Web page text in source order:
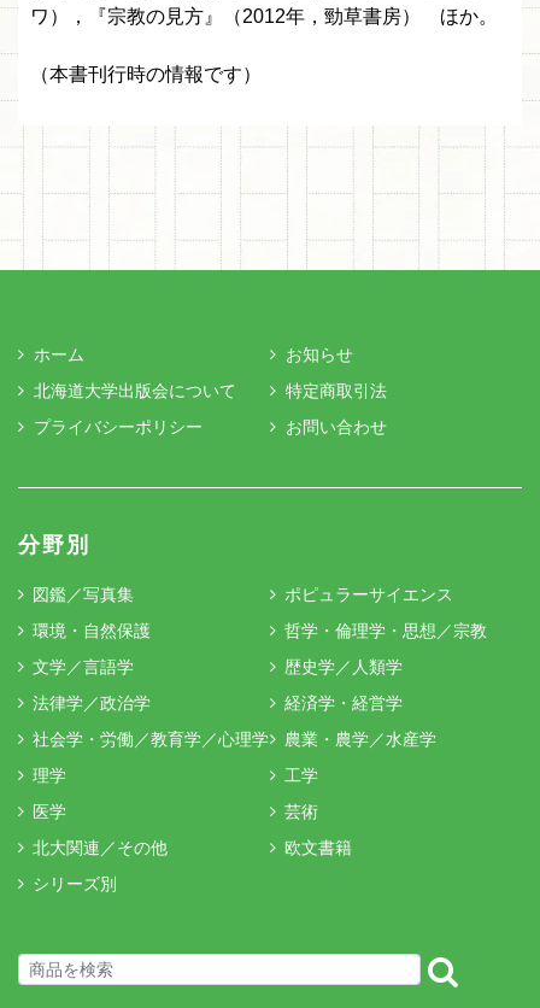
ワ），『宗教の見方』（2012年，勁草書房） ほか。
（本書刊行時の情報です）
ホーム
お知らせ
北海道大学出版会について
特定商取引法
プライバシーポリシー
お問い合わせ
分野別
図鑑／写真集
ポピュラーサイエンス
環境・自然保護
哲学・倫理学・思想／宗教
文学／言語学
歴史学／人類学
法律学／政治学
経済学・経営学
社会学・労働／教育学／心理学
農業・農学／水産学
理学
工学
医学
芸術
北大関連／その他
欧文書籍
シリーズ別